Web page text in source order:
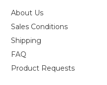
About Us
Sales Conditions
Shipping
FAQ
Product Requests